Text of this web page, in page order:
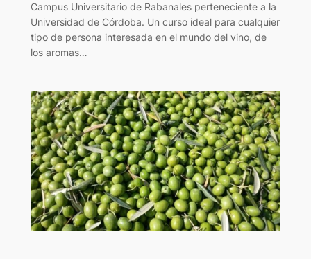
Campus Universitario de Rabanales perteneciente a la
Universidad de Córdoba. Un curso ideal para cualquier
tipo de persona interesada en el mundo del vino, de
los aromas…